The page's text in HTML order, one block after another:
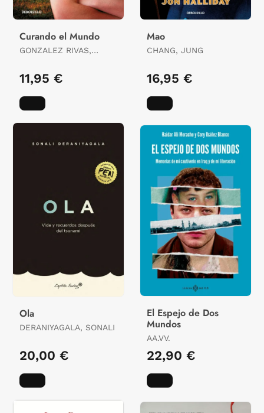
Curando el Mundo
GONZALEZ RIVAS,
MARIA
11,95 €
Mao
CHANG, JUNG
16,95 €
Ola
DERANIYAGALA, SONALI
20,00 €
El Espejo de Dos
Mundos
AA.VV.
22,90 €